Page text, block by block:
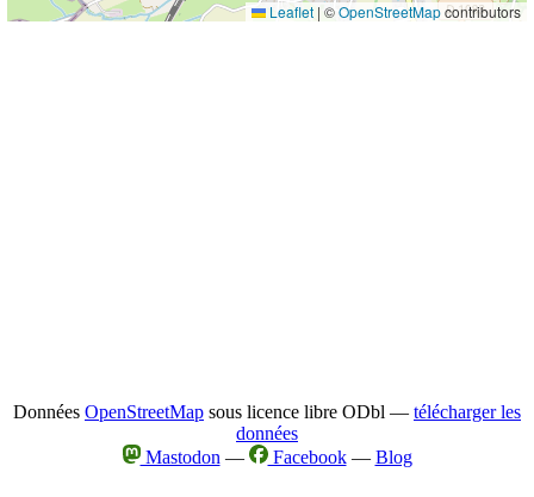
Leaflet | ©OpenStreetMapcontributors
Données OpenStreetMap sous licence libre ODbl — télécharger les
données
Mastodon — Facebook— Blog